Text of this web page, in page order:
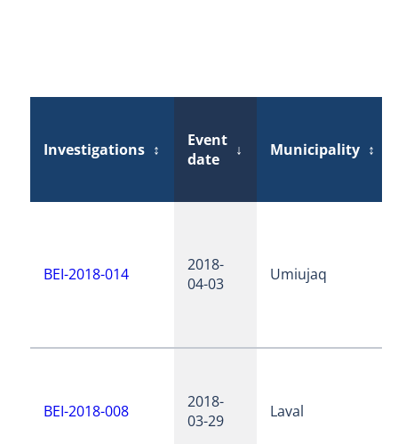
Investigations ↕
Event
date
↓ Municipality ↕
BEI-2018-014
2018-
04-03
Umiujaq
BEI-2018-008
2018-
03-29
Laval